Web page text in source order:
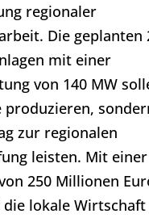
regionaler
Die geplanten
mit einer
von 140 MW
produzieren,
zur regionalen
leisten. Mit einer
250 Millionen
die lokale